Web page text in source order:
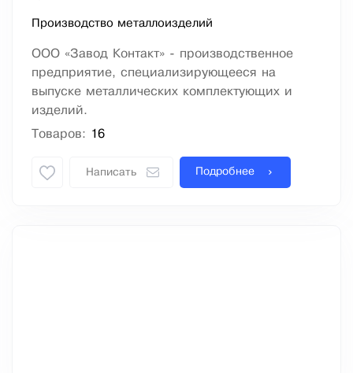
Производство металлоизделий
ООО «Завод Контакт» - производственное
предприятие, специализирующееся на
выпуске металлических комплектующих и
изделий.
Товаров: 16
Написать Подробнее